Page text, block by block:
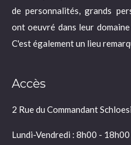
de personnalités, grands
ont oeuvré dans leur
C'est également un lieu
Accès
2 Rue du Commandant
Lundi-Vendredi : 8h00 - 18h00